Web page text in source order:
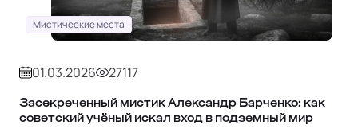
Мистические места
01.03.2026 27117
Засекреченный мистик Александр Барченко: как
советский учёный искал вход в подземный мир